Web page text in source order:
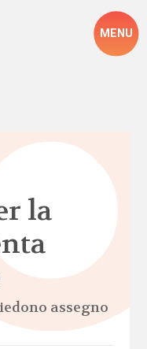
MENU
la
assegno